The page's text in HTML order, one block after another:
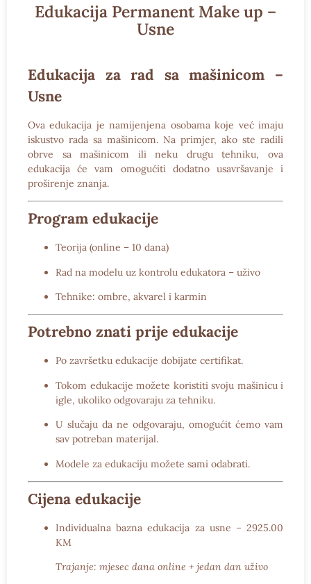
Edukacija Permanent Make up –
Usne
Edukacija za rad sa mašinicom –
Usne
Ova edukacija je namijenjena osobama koje već imaju
iskustvo rada sa mašinicom. Na primjer, ako ste radili
obrve sa mašinicom ili neku drugu tehniku, ova
edukacija će vam omogućiti dodatno usavršavanje i
proširenje znanja.
Program edukacije
Teorija (online – 10 dana)
Rad na modelu uz kontrolu edukatora – uživo
Tehnike: ombre, akvarel i karmin
Potrebno znati prije edukacije
Po završetku edukacije dobijate certifikat.
Tokom edukacije možete koristiti svoju mašinicu i
igle, ukoliko odgovaraju za tehniku.
U slučaju da ne odgovaraju, omogućit ćemo vam
sav potreban materijal.
Modele za edukaciju možete sami odabrati.
Cijena edukacije
Individualna bazna edukacija za usne – 2925.00
KM
Trajanje: mjesec dana online + jedan dan uživo